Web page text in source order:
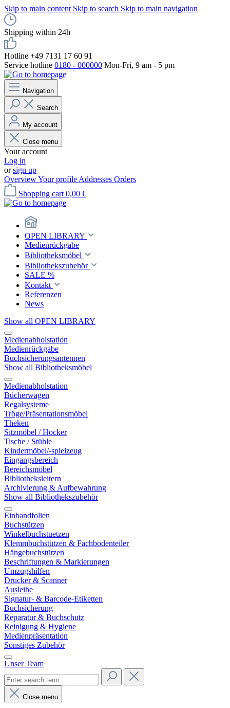
Skip to main content Skip to search Skip to main navigation
Shipping within 24h
Hotline +49 7131 17 60 91
Service hotline 0180 - 000000 Mon-Fri, 9 am - 5 pm
Navigation
Search
My account
Close menu
Your account
Log in
orsign up
OverviewYour profile Addresses Orders
Shopping cart 0,00 €
OPEN LIBRARY
Medienrückgabe
Bibliotheksmöbel
Bibliothekszubehör
SALE %
Kontakt
Referenzen
News
Show all OPEN LIBRARY
Medienabholstation
Medienrückgabe
Buchsicherungsantennen
Show all Bibliotheksmöbel
Medienabholstation
Bücherwagen
Regalsysteme
Tröge/Präsentationsmöbel
Theken
Sitzmöbel / Hocker
Tische / Stühle
Kindermöbel/-spielzeug
Eingangsbereich
Bereichsmöbel
Bibliotheksleitern
Archivierung & Aufbewahrung
Show all Bibliothekszubehör
Einbandfolien
Buchstützen
Winkelbuchstuetzen
Klemmbuchstützen & Fachbodenteiler
Hängebuchstützen
Beschriftungen & Markierungen
Umzugshilfen
Drucker & Scanner
Ausleihe
Signatur- & Barcode-Etiketten
Buchsicherung
Reparatur & Buchschutz
Reinigung & Hygiene
Medienpräsentation
Sonstiges Zubehör
Unser Team
Close menu